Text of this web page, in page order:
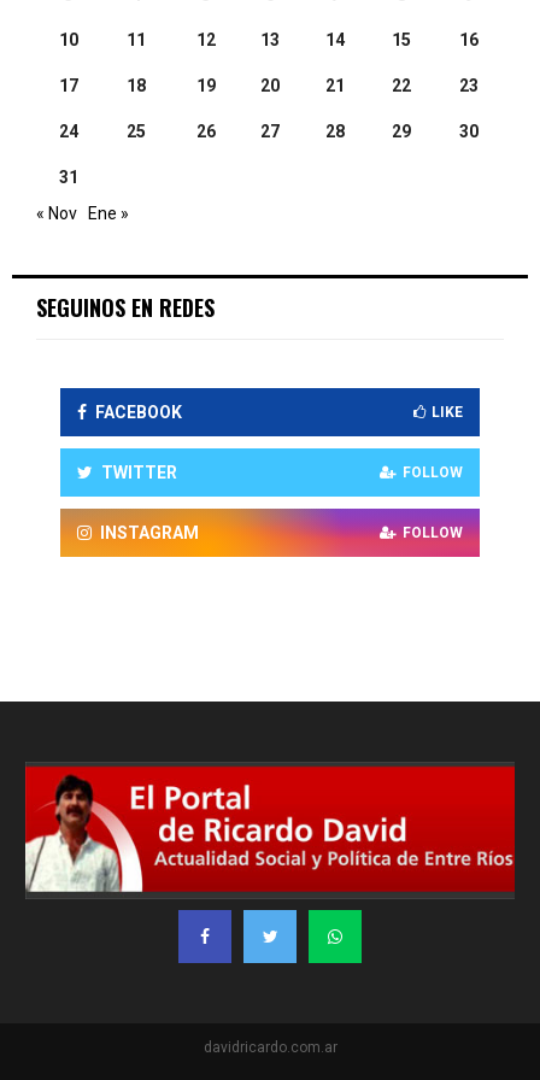
10 11 12 13 14 15 16
17 18 19 20 21 22 23
24 25 26 27 28 29 30
31
« Nov
Ene »
SEGUINOS EN REDES
FACEBOOK LIKE
TWITTER FOLLOW
INSTAGRAM FOLLOW
davidricardo.com.ar